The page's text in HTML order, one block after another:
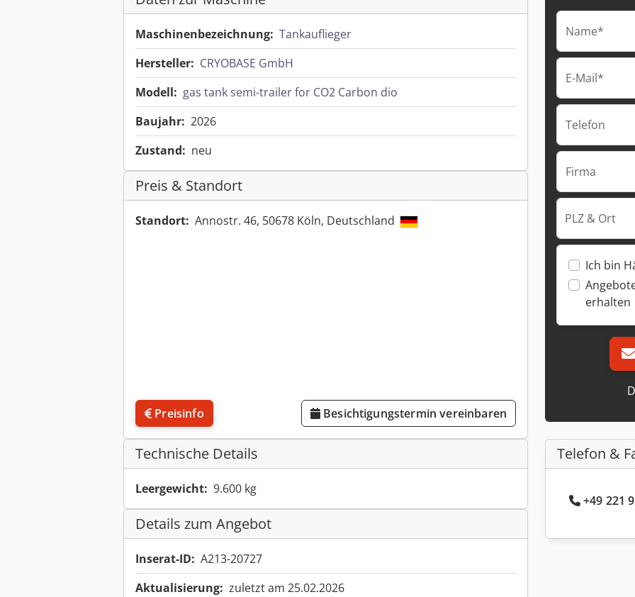
Maschinenbezeichnung: Tankauflieger
Hersteller: CRYOBASE GmbH
Modell: gas tank semi-trailer for CO2 Carbon dio
Baujahr: 2026
Zustand: neu
Preis & Standort
Standort: Annostr. 46, 50678 Köln, Deutschland
Preisinfo Besichtigungstermin vereinbaren
Technische Details
Leergewicht: 9.600 kg
Details zum Angebot
Inserat-ID: A213-20727
Aktualisierung: zuletzt am 25.02.2026
Name*
E-Mail*
Telefon
Firma
PLZ & Ort
Ich bin
erhalten
Telefon &
+49 221